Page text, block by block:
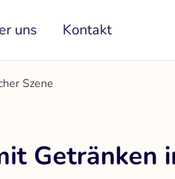
uns Kontakt
Szene
Getränken